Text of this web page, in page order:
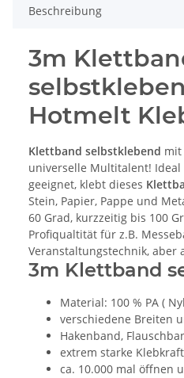
Beschreibung
3m
Hotmelt
Klettband selbstklebend mit
universelle Multitalent!
geeignet, klebt dieses
Stein, Papier, Pappe und
60 Grad, kurzzeitig bis 100
Profiqualtität für z.B.
Veranstaltungstechnik, aber
3m Klettband
Material: 100 % PA (
verschiedene Breiten
Hakenband,
extrem starke Klebkraft
ca. 10.000 mal öffnen